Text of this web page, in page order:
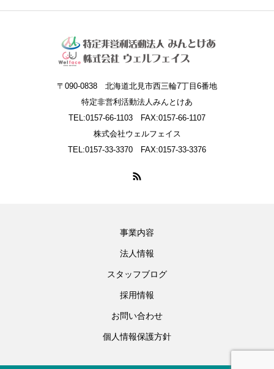
〒090-0838 北海道北見市西三輪7丁目6番地
特定非営利活動法人みんとけあ
TEL:0157-66-1103 FAX:0157-66-1107
株式会社ウェルフェイス
TEL:0157-33-3370 FAX:0157-33-3376
事業内容
法人情報
スタッフブログ
採用情報
お問い合わせ
個人情報保護方針